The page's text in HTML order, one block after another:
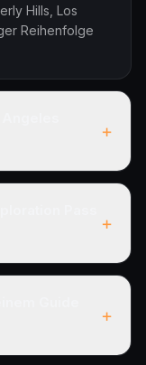
Hills, Los
Reihenfolge
+
+
+